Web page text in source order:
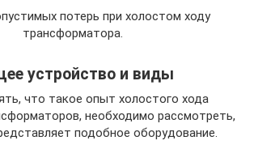
потерь при холостом ходу
трансформатора.
устройство и виды
что такое опыт холостого хода
необходимо рассмотреть,
подобное оборудование.